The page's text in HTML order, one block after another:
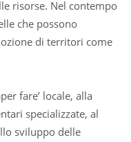
risorse. Nel contempo
che possono
di territori come
fare’ locale, alla
specializzate, al
sviluppo delle